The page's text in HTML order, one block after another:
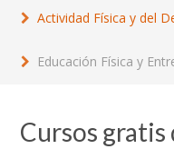
Actividad Física y del
Educación Física y
Cursos gratis